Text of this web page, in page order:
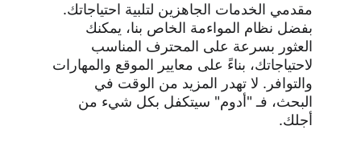
مقدمي الخدمات الجاهزين لتلبية احتياجاتك.
بفضل نظام المواءمة الخاص بنا، يمكنك
العثور بسرعة على المحترف المناسب
لاحتياجاتك، بناءً على معايير الموقع والمهارات
والتوافر. لا تهدر المزيد من الوقت في
البحث، فـ "أدوم" سيتكفل بكل شيء من
أجلك.